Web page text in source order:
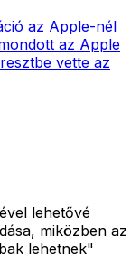
az Apple-nél
az Apple
vette az
lehetővé
miközben az
lehetnek"